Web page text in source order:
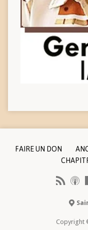
FAIRE UN DON
Copyright